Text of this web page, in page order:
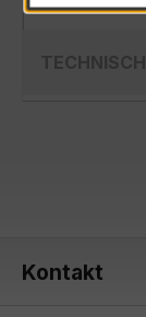
Kontakt